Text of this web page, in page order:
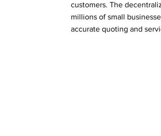
customers. The
millions of small
accurate quoting and